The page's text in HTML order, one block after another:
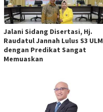
Jalani Sidang Disertasi, Hj.
Raudatul Jannah Lulus S3 ULM
dengan Predikat Sangat
Memuaskan